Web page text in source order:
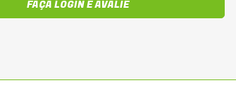
FAÇA LOGIN E AVALIE